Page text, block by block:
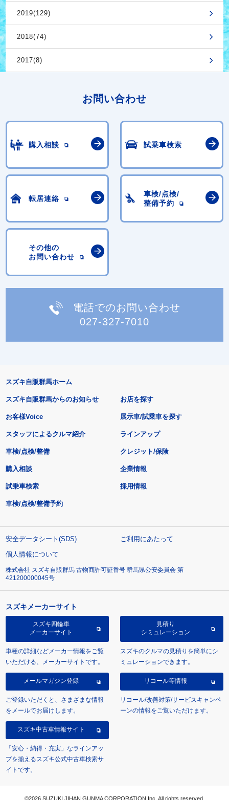
2019(129)
2018(74)
2017(8)
お問い合わせ
購入相談 試乗車検索
転居連絡
車検/点検/
整備予約
その他の
お問い合わせ
電話でのお問い合わせ
027-327-7010
スズキ自販群馬ホーム
スズキ自販群馬からのお知らせ
お客様Voice
スタッフによるクルマ紹介
お店を探す
展示車/試乗車を探す
ラインアップ
車検/点検/整備 クレジット/保険
購入相談
試乗車検索
車検/点検/整備予約
企業情報
採用情報
安全データシート(SDS)
ご利用にあたって
個人情報について
株式会社 スズキ自販群馬 古物商許可証番号 群馬県公安委員会 第
421200000045号
スズキメーカーサイト
スズキ四輪車
メーカーサイト
車種の詳細などメーカー情報をご覧
いただける、メーカーサイトです。
見積り
シミュレーション
スズキのクルマの見積りを簡単にシ
ミュレーションできます。
メールマガジン登録
ご登録いただくと、さまざまな情報
をメールでお届けします。
リコール等情報
リコール/改善対策/サービスキャンペ
ーンの情報をご覧いただけます。
スズキ中古車情報サイト
「安心・納得・充実」なラインアッ
プを揃えるスズキ公式中古車検索サ
イトです。
©2026 SUZUKI JIHAN GUNMA CORPORATION Inc. All rights reserved.